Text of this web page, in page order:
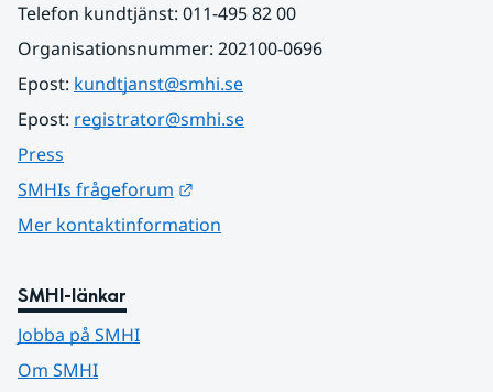
Telefon kundtjänst: 011-495 82 00
Organisationsnummer: 202100-0696
Epost: kundtjanst@smhi.se
Epost: registrator@smhi.se
Press
SMHIs frågeforum
Mer kontaktinformation
SMHI-länkar
Jobba på SMHI
Om SMHI